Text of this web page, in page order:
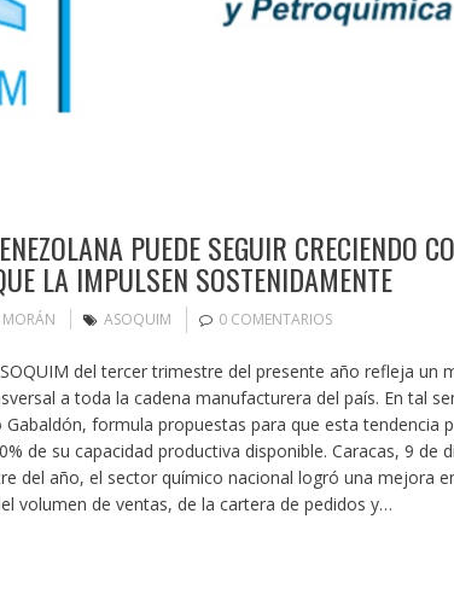
PUEDE SEGUIR CRECIENDO
LA IMPULSEN SOSTENIDAMENTE
ASOQUIM 0 COMENTARIOS
del tercer trimestre del presente año refleja un
a toda la cadena manufacturera del país. En tal
formula propuestas para que esta tendencia
de su capacidad productiva disponible. Caracas, 9 de
del año, el sector químico nacional logró una mejora
volumen de ventas, de la cartera de pedidos y…